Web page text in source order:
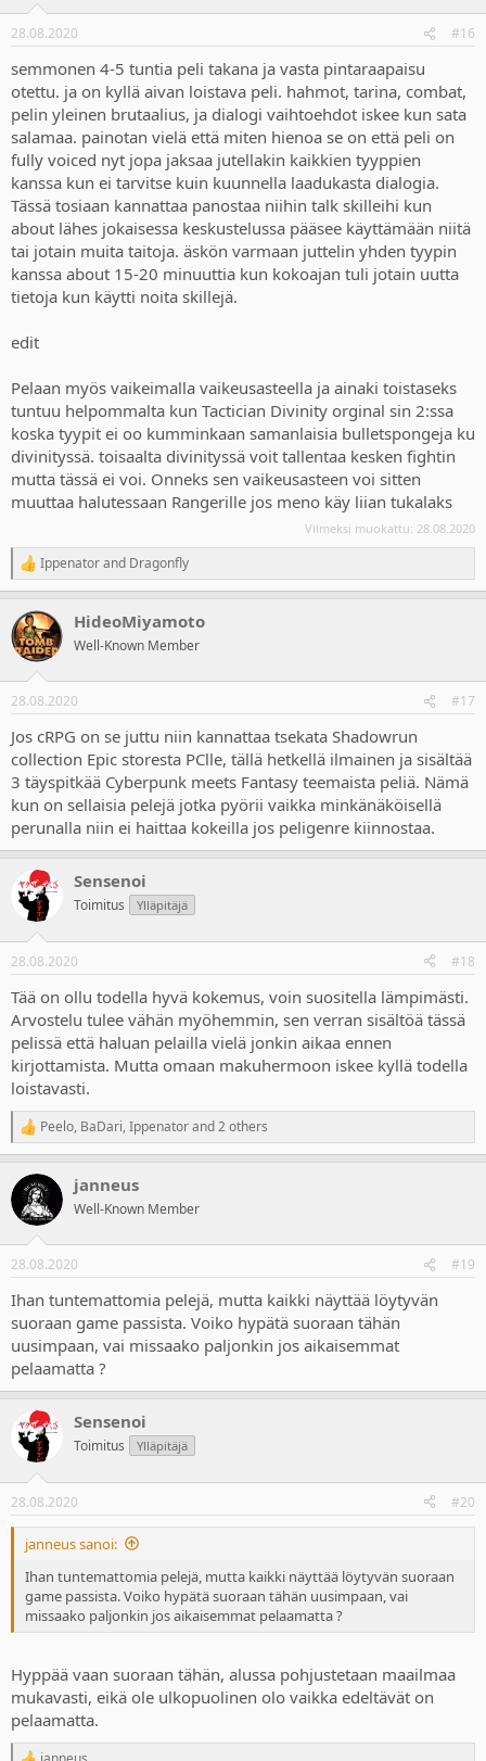
s
28.08.2020 #16
semmonen 4-5 tuntia peli takana ja vasta pintaraapaisu
otettu. ja on kyllä aivan loistava peli. hahmot, tarina, combat,
pelin yleinen brutaalius, ja dialogi vaihtoehdot iskee kun sata
salamaa. painotan vielä että miten hienoa se on että peli on
fully voiced nyt jopa jaksaa jutellakin kaikkien tyyppien
kanssa kun ei tarvitse kuin kuunnella laadukasta dialogia.
Tässä tosiaan kannattaa panostaa niihin talk skilleihi kun
about lähes jokaisessa keskustelussa pääsee käyttämään niitä
tai jotain muita taitoja. äskön varmaan juttelin yhden tyypin
kanssa about 15-20 minuuttia kun kokoajan tuli jotain uutta
tietoja kun käytti noita skillejä.
edit
Pelaan myös vaikeimalla vaikeusasteella ja ainaki toistaseks
tuntuu helpommalta kun Tactician Divinity orginal sin 2:ssa
koska tyypit ei oo kumminkaan samanlaisia bulletspongeja ku
divinityssä. toisaalta divinityssä voit tallentaa kesken fightin
mutta tässä ei voi. Onneks sen vaikeusasteen voi sitten
muuttaa halutessaan Rangerille jos meno käy liian tukalaks
Viimeksi muokattu: 28.08.2020
R
e
c
t
i
s
Ippenatorand Dragonfly
HideoMiyamoto
Well-Known Member
28.08.2020 #17
Jos cRPG on se juttu niin kannattaa tsekata Shadowrun
collection Epic storesta PClle, tällä hetkellä ilmainen ja sisältää
3 täyspitkää Cyberpunk meets Fantasy teemaista peliä. Nämä
kun on sellaisia pelejä jotka pyörii vaikka minkänäköisellä
perunalla niin ei haittaa kokeilla jos peligenre kiinnostaa.
Sensenoi
Toimitus Ylläpitäjä
28.08.2020 #18
Tää on ollu todella hyvä kokemus, voin suositella lämpimästi.
Arvostelu tulee vähän myöhemmin, sen verran sisältöä tässä
pelissä että haluan pelailla vielä jonkin aikaa ennen
kirjottamista. Mutta omaan makuhermoon iskee kyllä todella
loistavasti.
R
e
c
i
s
Peelo, BaDari, Ippenatorand 2 others
janneus
Well-Known Member
28.08.2020 #19
Ihan tuntemattomia pelejä, mutta kaikki näyttää löytyvän
suoraan game passista. Voiko hypätä suoraan tähän
uusimpaan, vai missaako paljonkin jos aikaisemmat
pelaamatta ?
Sensenoi
Toimitus Ylläpitäjä
28.08.2020 #20
janneus sanoi:
Ihan tuntemattomia pelejä, mutta kaikki näyttää löytyvän suoraan
game passista. Voiko hypätä suoraan tähän uusimpaan, vai
missaako paljonkin jos aikaisemmat pelaamatta ?
Hyppää vaan suoraan tähän, alussa pohjustetaan maailmaa
mukavasti, eikä ole ulkopuolinen olo vaikka edeltävät on
pelaamatta.